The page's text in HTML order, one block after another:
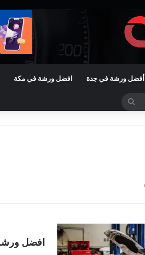
أفضل ورشة في جدة افضل ورشة في مكة
افضل